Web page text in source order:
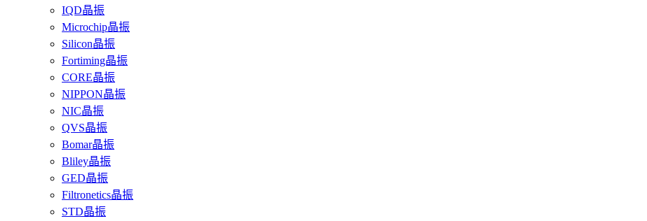
IQD晶振
Microchip晶振
Silicon晶振
Fortiming晶振
CORE晶振
NIPPON晶振
NIC晶振
QVS晶振
Bomar晶振
Bliley晶振
GED晶振
Filtronetics晶振
STD晶振